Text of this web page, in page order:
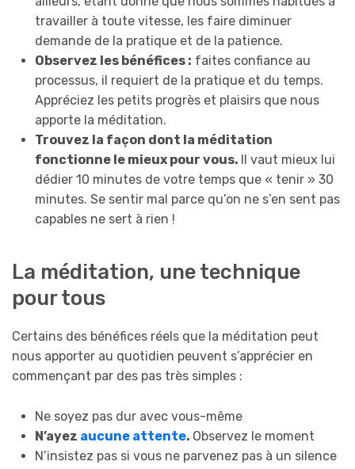
travailler à toute vitesse, les faire diminuer
demande de la pratique et de la patience.
Observez les bénéfices : faites confiance au
processus, il requiert de la pratique et du temps.
Appréciez les petits progrès et plaisirs que nous
apporte la méditation.
Trouvez la façon dont la méditation
fonctionne le mieux pour vous. Il vaut mieux lui
dédier 10 minutes de votre temps que « tenir » 30
minutes. Se sentir mal parce qu’on ne s’en sent pas
capables ne sert à rien !
La méditation, une technique
pour tous
Certains des bénéfices réels que la méditation peut
nous apporter au quotidien peuvent s’apprécier en
commençant par des pas très simples :
Ne soyez pas dur avec vous-même
N’ayez aucune attente. Observez le moment
N’insistez pas si vous ne parvenez pas à un silence